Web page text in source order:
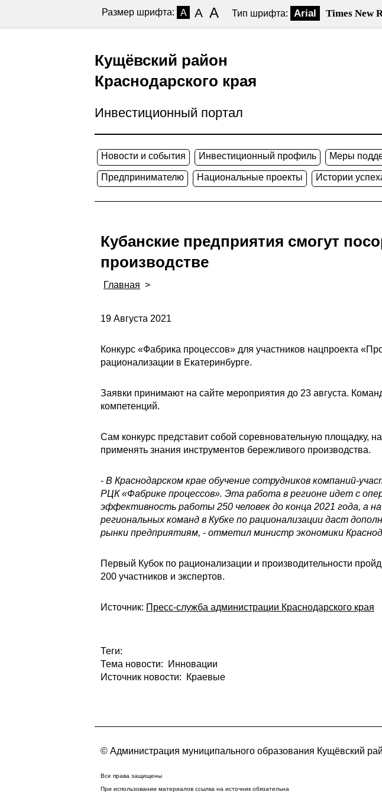
Размер шрифта: A A A Тип шрифта: Arial Times New
Кущёвский район
Краснодарского края
Инвестиционный портал
Новости и события Инвестиционный профиль Меры
Предпринимателю Национальные проекты Истории
Кубанские предприятия смогут
производстве
Главная >
19 Августа 2021
Конкурс «Фабрика процессов» для участников нацпроекта
рационализации в Екатеринбурге.
Заявки принимают на сайте мероприятия до 23 августа.
компетенций.
Сам конкурс представит собой соревновательную площадку,
применять знания инструментов бережливого производства.
- В Краснодарском крае обучение сотрудников компаний-
РЦК «Фабрике процессов». Эта работа в регионе идет с
эффективность работы 250 человек до конца 2021 года, а
региональных команд в Кубке по рационализации даст
рынки предприятиям, - отметил министр экономики
Первый Кубок по рационализации и производительности
200 участников и экспертов.
Источник: Пресс-служба администрации Краснодарского края
Теги:
Тема новости: Инновации
Источник новости: Краевые
© Администрация муниципального образования Кущёвский
Все права защищены
При использовании материалов ссылка на источник обязательна